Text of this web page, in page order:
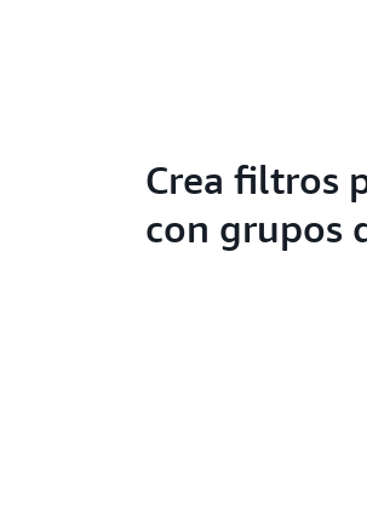
Crea filtros
con grupos